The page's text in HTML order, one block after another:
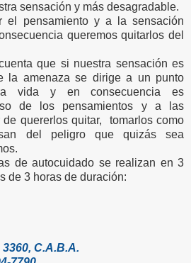
sensación y más desagradable.
el pensamiento y a la sensación
queremos quitarlos del
que si nuestra sensación es
la amenaza se dirige a un punto
vida y en consecuencia es
de los pensamientos y a las
quererlos quitar, tomarlos como
del peligro que quizás sea
de autocuidado se realizan en 3
de 3 horas de duración:
C.A.B.A.